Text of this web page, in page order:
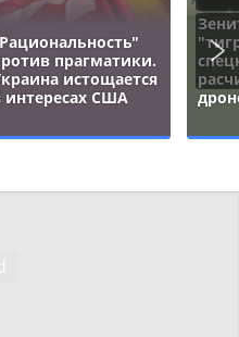
прагматики.
истощается
интересах США